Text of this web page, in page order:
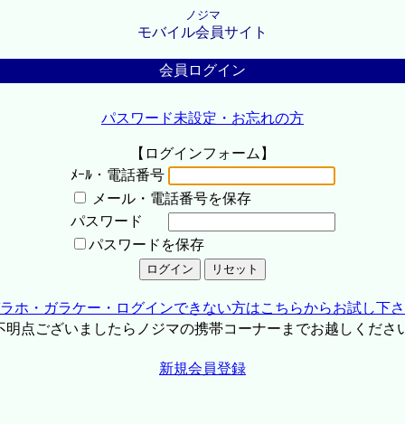
ノジマ
モバイル会員サイト
会員ログイン
パスワード未設定・お忘れの方
【ログインフォーム】
ﾒｰﾙ・電話番号
メール・電話番号を保存
パスワード
パスワードを保存
ホ・ガラケー・ログインできない方はこちらからお試し下
点ございましたらノジマの携帯コーナーまでお越しくださ
新規会員登録